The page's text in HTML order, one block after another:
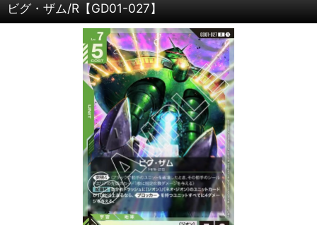
ビグ・ザム/R【GD01-027】